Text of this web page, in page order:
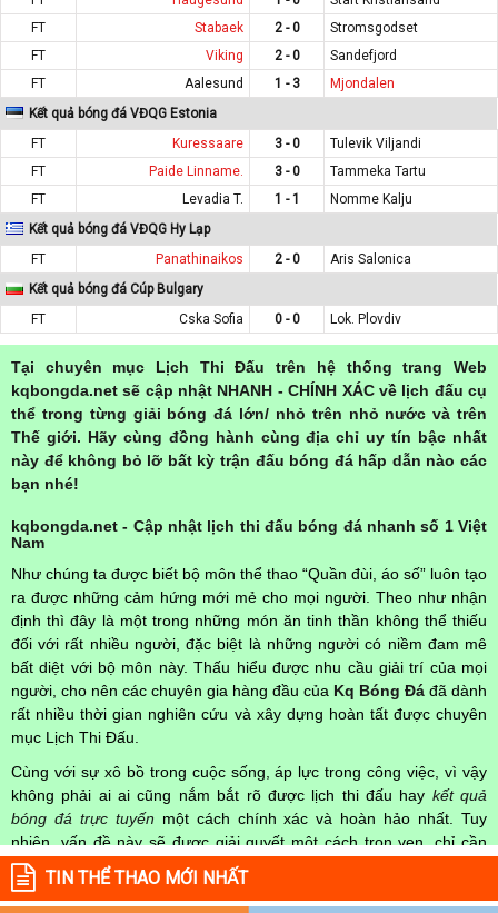
FT
Stabaek 2 - 0
Stromsgodset
FT
Viking 2 - 0
Sandefjord
FT
Aalesund 1 - 3
Mjondalen
Kết quả bóng đá VĐQG Estonia
FT
Kuressaare 3 - 0
Tulevik Viljandi
FT
Paide Linname. 3 - 0
Tammeka Tartu
FT
Levadia T. 1 - 1
Nomme Kalju
Kết quả bóng đá VĐQG Hy Lạp
FT
Panathinaikos 2 - 0
Aris Salonica
Kết quả bóng đá Cúp Bulgary
FT
Cska Sofia 0 - 0 Lok. Plovdiv
Tại chuyên mục Lịch Thi Đấu trên hệ thống trang Web
kqbongda.net sẽ cập nhật NHANH - CHÍNH XÁC về lịch đấu cụ
thể trong từng giải bóng đá lớn/ nhỏ trên nhỏ nước và trên
Thế giới. Hãy cùng đồng hành cùng địa chỉ uy tín bậc nhất
này để không bỏ lỡ bất kỳ trận đấu bóng đá hấp dẫn nào các
bạn nhé!
kqbongda.net - Cập nhật lịch thi đấu bóng đá nhanh số 1 Việt
Nam
Như chúng ta được biết bộ môn thể thao “Quần đùi, áo số” luôn tạo
ra được những cảm hứng mới mẻ cho mọi người. Theo như nhận
định thì đây là một trong những món ăn tinh thần không thể thiếu
đối với rất nhiều người, đặc biệt là những người có niềm đam mê
bất diệt với bộ môn này. Thấu hiểu được nhu cầu giải trí của mọi
người, cho nên các chuyên gia hàng đầu của Kq Bóng Đá đã dành
rất nhiều thời gian nghiên cứu và xây dựng hoàn tất được chuyên
mục Lịch Thi Đấu.
Cùng với sự xô bồ trong cuộc sống, áp lực trong công việc, vì vậy
không phải ai ai cũng nắm bắt rõ được lịch thi đấu hay kết quả
bóng đá trực tuyến một cách chính xác và hoàn hảo nhất. Tuy
nhiên, vấn đề này sẽ được giải quyết một cách trọn vẹn, chỉ cần
truy cập vào chuyên mục
Lịch Thi Đấu
mọi người hoàn toàn nắm rõ được chính xác về thời gian các trận
TIN THỂ THAO MỚI NHẤT